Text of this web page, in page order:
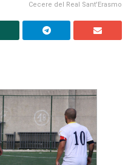
Cecere del Real Sant'Erasmo